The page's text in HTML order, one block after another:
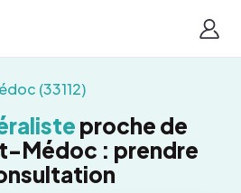
(33112)
proche de
Médoc : prendre